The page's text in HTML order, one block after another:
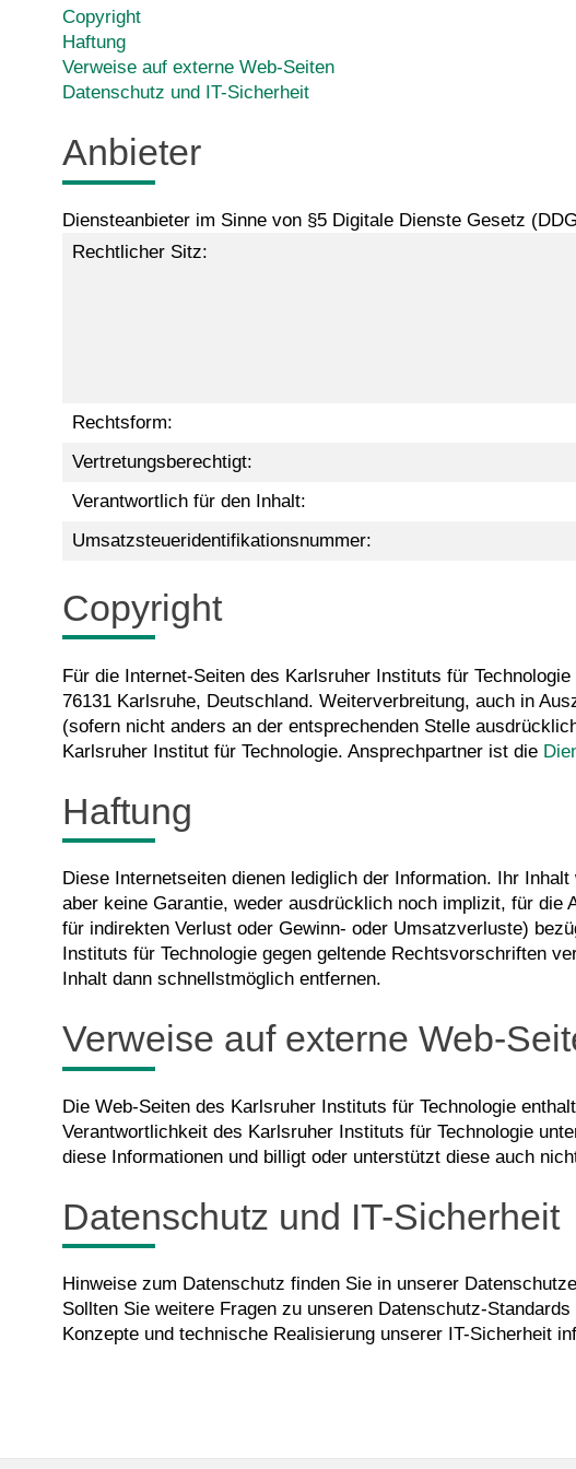
Copyright
Haftung
Verweise auf externe Web-Seiten
Datenschutz und IT-Sicherheit
Anbieter
Diensteanbieter im Sinne von §5 Digitale Dienste Gesetz
Rechtlicher Sitz:
Rechtsform:
Vertretungsberechtigt:
Verantwortlich für den Inhalt:
Umsatzsteueridentifikationsnummer:
Copyright
Für die Internet-Seiten des Karlsruher Instituts für
76131 Karlsruhe, Deutschland. Weiterverbreitung, auch in
(sofern nicht anders an der entsprechenden Stelle
Karlsruher Institut für Technologie. Ansprechpartner ist die
Haftung
Diese Internetseiten dienen lediglich der Information. Ihr
aber keine Garantie, weder ausdrücklich noch implizit, für
für indirekten Verlust oder Gewinn- oder Umsatzverluste)
Instituts für Technologie gegen geltende Rechtsvorschriften
Inhalt dann schnellstmöglich entfernen.
Verweise auf externe Web-
Die Web-Seiten des Karlsruher Instituts für Technologie
Verantwortlichkeit des Karlsruher Instituts für Technologie
diese Informationen und billigt oder unterstützt diese auch
Datenschutz und IT-Sicherheit
Hinweise zum Datenschutz finden Sie in unserer
Sollten Sie weitere Fragen zu unseren Datenschutz-
Konzepte und technische Realisierung unserer IT-Sicherheit